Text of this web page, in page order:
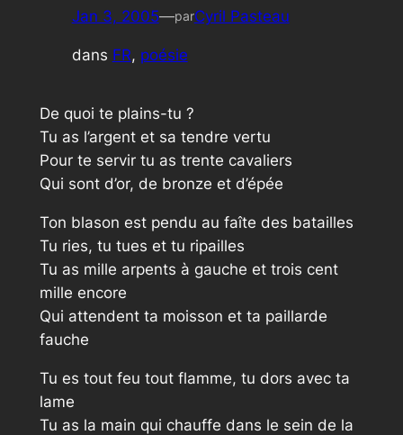
Jan 3, 2005—parCyril Pasteau
dans FR, poésie
De quoi te plains-tu ?
Tu as l’argent et sa tendre vertu
Pour te servir tu as trente cavaliers
Qui sont d’or, de bronze et d’épée
Ton blason est pendu au faîte des batailles
Tu ries, tu tues et tu ripailles
Tu as mille arpents à gauche et trois cent
mille encore
Qui attendent ta moisson et ta paillarde
fauche
Tu es tout feu tout flamme, tu dors avec ta
lame
Tu as la main qui chauffe dans le sein de la